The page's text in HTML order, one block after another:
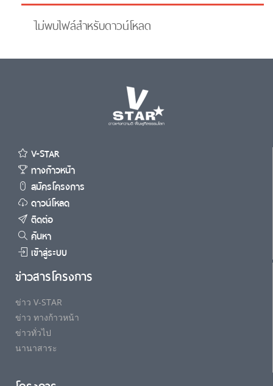
ไม่พบไฟล์สำหรับดาวน์โหลด
V-STAR
ทางก้าวหน้า
สมัครโครงการ
ดาวน์โหลด
ติดต่อ
ค้นหา
เข้าสู่ระบบ
ข่าวสารโครงการ
ข่าว V-STAR
ข่าว ทางก้าวหน้า
ข่าวทั่วไป
นานาสาระ